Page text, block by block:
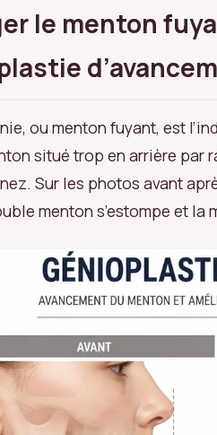
le menton
ou menton fuyant, est
situé trop en arrière par
Sur les photos avant
menton s’estompe et la